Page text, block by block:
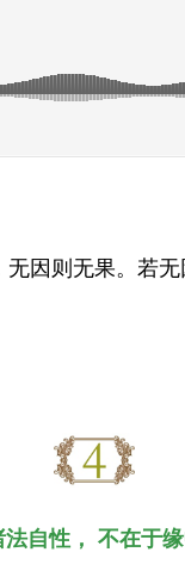
无因则无果。若
自性， 不在于缘